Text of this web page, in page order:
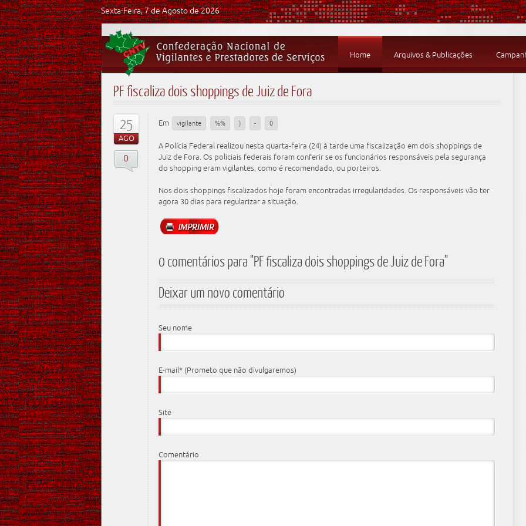
Sexta-Feira, 7 de Agosto de 2026
Home Arquivos & Publicações
PF fiscaliza dois shoppings de Juiz de Fora
25
AGO
0
Em vigilante %% ) - 0
A Polícia Federal realizou nesta quarta-feira (24) à tarde uma fiscalização em dois shoppings de
Juiz de Fora. Os policiais federais foram conferir se os funcionários responsáveis pela segurança
do shopping eram vigilantes, como é recomendado, ou porteiros.
Nos dois shoppings fiscalizados hoje foram encontradas irregularidades. Os responsáveis vão ter
agora 30 dias para regularizar a situação.
0 comentários para "PF fiscaliza dois shoppings de Juiz de Fora"
Deixar um novo comentário
Seu nome
E-mail* (Prometo que não divulgaremos)
Site
Comentário